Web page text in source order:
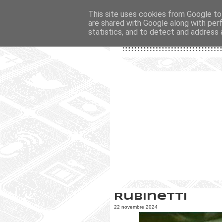
Rubinetti
22 novembre 2024
This site uses cookies from Google
are shared with Google along with
statistics, and to detect and address